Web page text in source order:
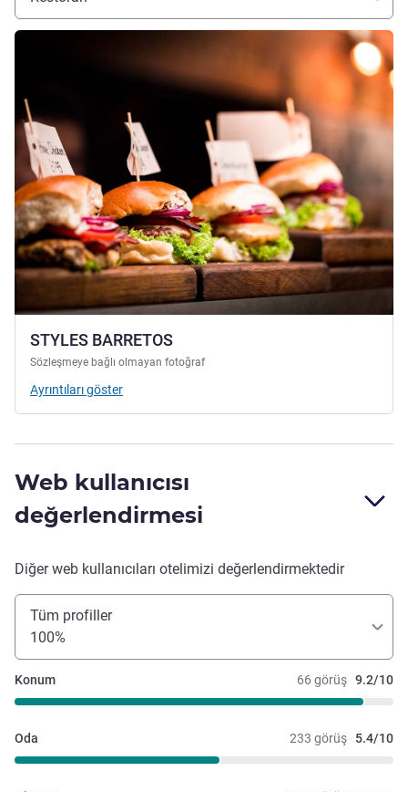
STYLES BARRETOS
Sözleşmeye bağlı olmayan fotoğraf
Ayrıntıları göster
Ayrıntıları göster
Web kullanıcısı
değerlendirmesi
Diğer web kullanıcıları otelimizi değerlendirmektedir
Tüm profiller
100%
66 görüş 9.2/10
Konum
233 görüş 5.4/10
Oda